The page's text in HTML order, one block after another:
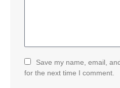
Save my name, email,
for the next time I comment.